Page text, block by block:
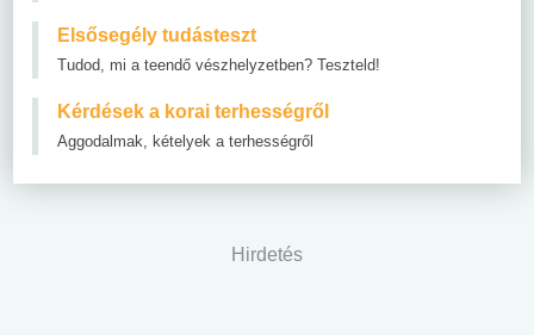
Elsősegély tudásteszt
Tudod, mi a teendő vészhelyzetben? Teszteld!
Kérdések a korai terhességről
Aggodalmak, kételyek a terhességről
Hirdetés